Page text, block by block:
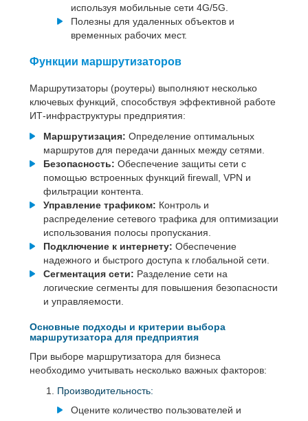
используя мобильные сети 4G/5G.
Полезны для удаленных объектов и
временных рабочих мест.
Функции маршрутизаторов
Маршрутизаторы (роутеры) выполняют несколько
ключевых функций, способствуя эффективной работе
ИТ-инфраструктуры предприятия:
Маршрутизация: Определение оптимальных
маршрутов для передачи данных между сетями.
Безопасность: Обеспечение защиты сети с
помощью встроенных функций firewall, VPN и
фильтрации контента.
Управление трафиком: Контроль и
распределение сетевого трафика для оптимизации
использования полосы пропускания.
Подключение к интернету: Обеспечение
надежного и быстрого доступа к глобальной сети.
Сегментация сети: Разделение сети на
логические сегменты для повышения безопасности
и управляемости.
Основные подходы и критерии выбора
маршрутизатора для предприятия
При выборе маршрутизатора для бизнеса
необходимо учитывать несколько важных факторов:
Производительность:
Оцените количество пользователей и